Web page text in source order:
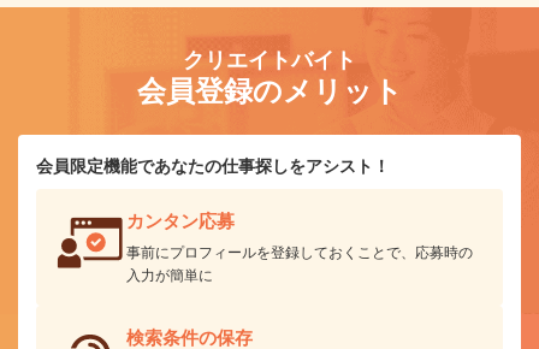
クリエイトバイト
会員登録のメリット
会員限定機能であなたの仕事探しをアシスト！
カンタン応募
事前にプロフィールを登録しておくことで、応募時の
入力が簡単に
検索条件の保存